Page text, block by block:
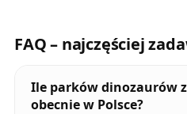
FAQ – najczęściej
Ile parków dinozaurów
obecnie w Polsce?